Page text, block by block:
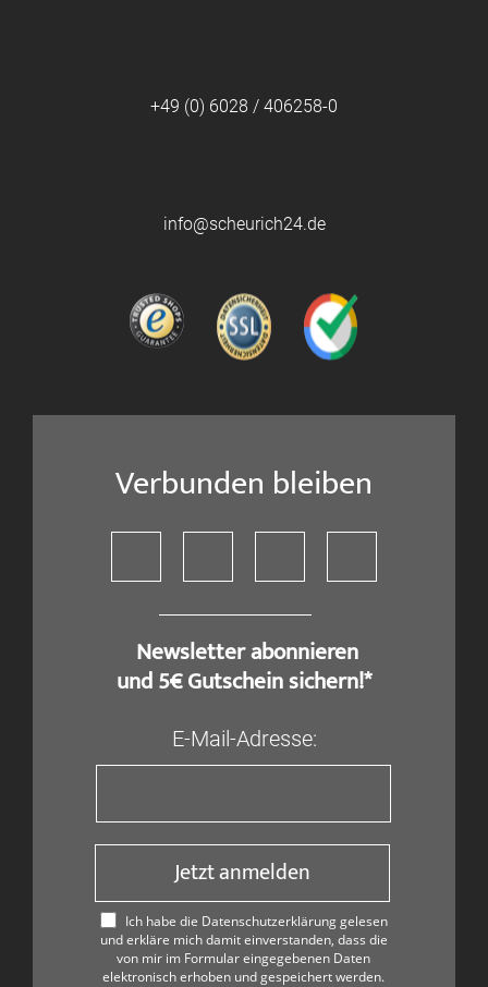
+49 (0) 6028 / 406258-0
info@scheurich24.de
Verbunden bleiben
​ Newsletter abonnieren
und 5€ Gutschein sichern!*
E-Mail-Adresse:
Jetzt anmelden
Ich habe die Datenschutzerklärung gelesen
und erkläre mich damit einverstanden, dass die
von mir im Formular eingegebenen Daten
elektronisch erhoben und gespeichert werden.